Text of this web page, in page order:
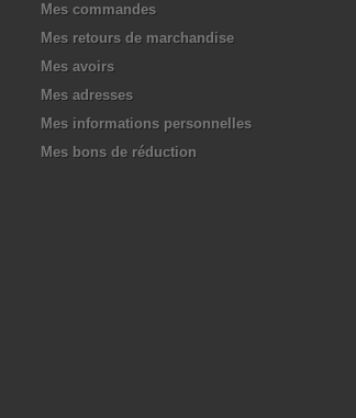
Mes commandes
Mes retours de marchandise
Mes avoirs
Mes adresses
Mes informations personnelles
Mes bons de réduction